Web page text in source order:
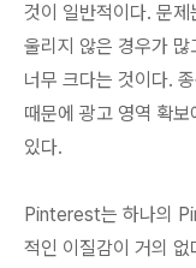
것이 일반적이다. 문
울리지 않은 경우가
너무 크다는 것이다.
때문에 광고 영역 확
있다.
Pinterest는 하나의
적인 이질감이 거의 없